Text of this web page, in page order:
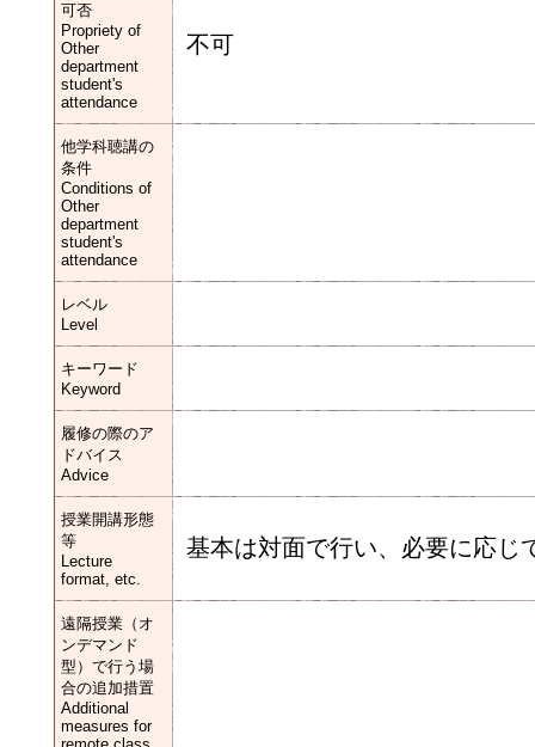
可否
Propriety of
Other
department
student's
attendance
不可
他学科聴講の
条件
Conditions of
Other
department
student's
attendance
レベル
Level
キーワード
Keyword
履修の際のア
ドバイス
Advice
授業開講形態
等
Lecture
format, etc.
基本は対面で行い、必要に応じ
遠隔授業（オ
ンデマンド
型）で行う場
合の追加措置
Additional
measures for